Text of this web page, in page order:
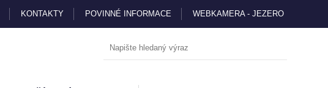
KONTAKTY POVINNÉ INFORMACE WEBKAMERA - JEZERO